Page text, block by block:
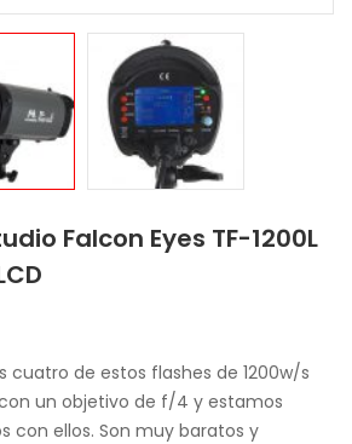
Falcon Eyes TF-1200L
cuatro de estos flashes de 1200w/s
un objetivo de f/4 y estamos
con ellos. Son muy baratos y